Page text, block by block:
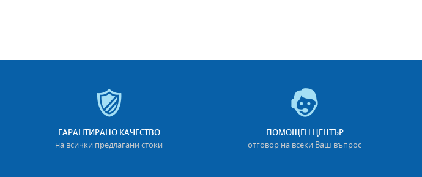
ГАРАНТИРАНО КАЧЕСТВО
на всички предлагани стоки
ПОМОЩЕН ЦЕНТЪР
отговор на всеки Ваш въпрос